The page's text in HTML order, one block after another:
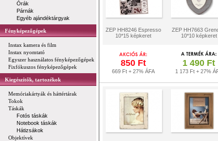
Órák
Párnák
Egyéb ajándéktárgyak
Fényképezőgépek
Instax kamera és film
Instax nyomtató
Egyszer használatos fényképezőgépek
Fixfókuszos fényképezőgépek
Kiegészítők, tartozékok
Memóriakártyák és háttértárak
Tokok
Táskák
Fotós táskák
Notebook táskák
Hátizsákok
Objektívek
ZEP HH8246 Espresso
10*15 képkeret
ZEP HH7663
10*10 képkeret
850 Ft
669 Ft + 27% ÁFA
1 490 Ft
1 173 Ft + 27%